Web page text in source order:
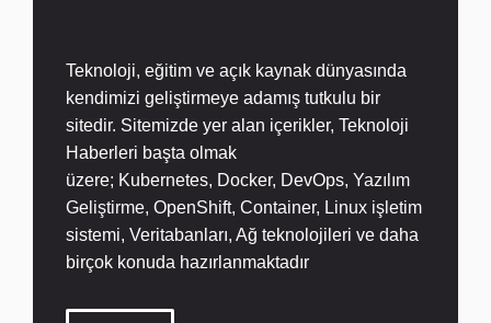
Teknoloji, eğitim ve açık kaynak dünyasında
kendimizi geliştirmeye adamış tutkulu bir
sitedir. Sitemizde yer alan içerikler, Teknoloji
Haberleri başta olmak
üzere; Kubernetes, Docker, DevOps, Yazılım
Geliştirme, OpenShift, Container, Linux işletim
sistemi, Veritabanları, Ağ teknolojileri ve daha
birçok konuda hazırlanmaktadır